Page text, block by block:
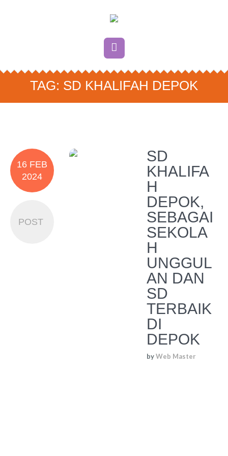
TAG: SD KHALIFAH DEPOK
16 FEB
2024
POST
SD
KHALIFA
H
DEPOK,
SEBAGAI
SEKOLA
H
UNGGUL
AN DAN
SD
TERBAIK
DI
DEPOK
byWeb Master